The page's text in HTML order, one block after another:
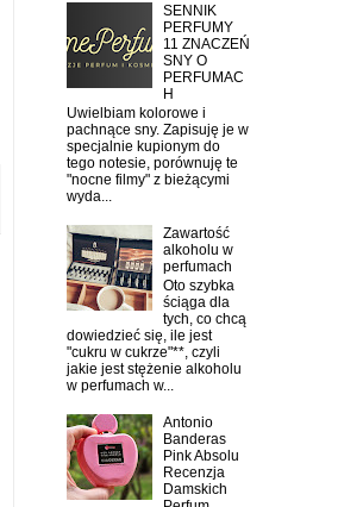
SENNIK
PERFUMY
11 ZNACZEŃ
SNY O
PERFUMAC
H
Uwielbiam kolorowe i
pachnące sny. Zapisuję je w
specjalnie kupionym do
tego notesie, porównuję te
"nocne filmy" z bieżącymi
wyda...
Zawartość
alkoholu w
perfumach
Oto szybka
ściąga dla
tych, co chcą
dowiedzieć się, ile jest
"cukru w cukrze"**, czyli
jakie jest stężenie alkoholu
w perfumach w...
Antonio
Banderas
Pink Absolu
Recenzja
Damskich